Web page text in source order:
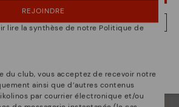
SUR LE SITE WEB DU LUXEMBOURG
REJOINDRE
lire la synthèse de notre Politique de
du club, vous acceptez de recevoir notre
ainsi que d’autres contenus
par courrier électronique et/ou